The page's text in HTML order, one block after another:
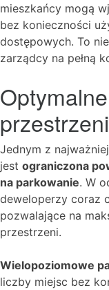
mieszkańcy mogą
bez konieczności
dostępowych. To
zarządcy na pełną
Jednym z
jest ograniczona
na parkowanie. W
deweloperzy coraz
pozwalające na
przestrzeni.
Wielopoziomowe
liczby miejsc bez